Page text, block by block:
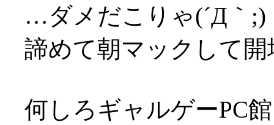
…ダメだこりゃ(´Д｀;)
諦めて朝マックして
何しろギャルゲーPC